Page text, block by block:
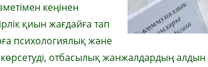
кеңінен
қиын жағдайға тап
психологиялық және
отбасылық жанжалдардың алдын